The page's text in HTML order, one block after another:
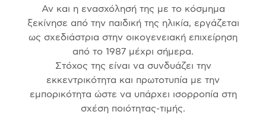
Αν και η ενασχόλησή της με το κόσμημα
ξεκίνησε από την παιδική της ηλικία, εργάζεται
ως σχεδιάστρια στην οικογενειακή επιχείρηση
από το 1987 μέχρι σήμερα.
Στόχος της είναι να συνδυάζει την
εκκεντρικότητα και πρωτοτυπία με την
εμπορικότητα ώστε να υπάρχει ισορροπία στη
σχέση ποιότητας-τιμής.